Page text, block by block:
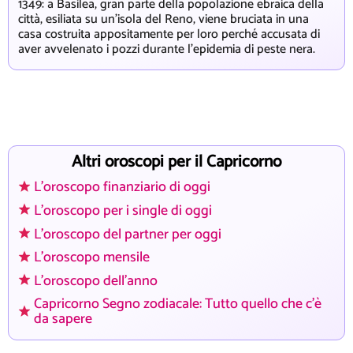
città, esiliata su un'isola del Reno, viene bruciata in una
casa costruita appositamente per loro perché accusata di
aver avvelenato i pozzi durante l'epidemia di peste nera.
Altri oroscopi per il Capricorno
L'oroscopo finanziario di oggi
L'oroscopo per i single di oggi
L'oroscopo del partner per oggi
L'oroscopo mensile
L'oroscopo dell'anno
Capricorno Segno zodiacale: Tutto quello che c'è
da sapere